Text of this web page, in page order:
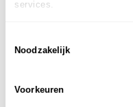
services.
Noodzakelijk
Voorkeuren
やみとりひき